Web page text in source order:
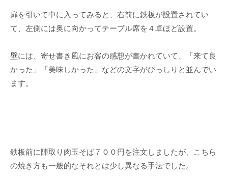
扉を引いて中に入ってみると、右前に鉄板が設置されてい
て、左側には奥に向かってテーブル席を４卓ほど設置。
壁には、寄せ書き風にお客の感想が書かれていて、「来て良
かった」「美味しかった」などの文字がびっしりと並んでい
ます。
鉄板前に陣取り肉玉そば７００円を注文しましたが、こちら
の焼き方も一般的なそれとは少し異なる手法でした。